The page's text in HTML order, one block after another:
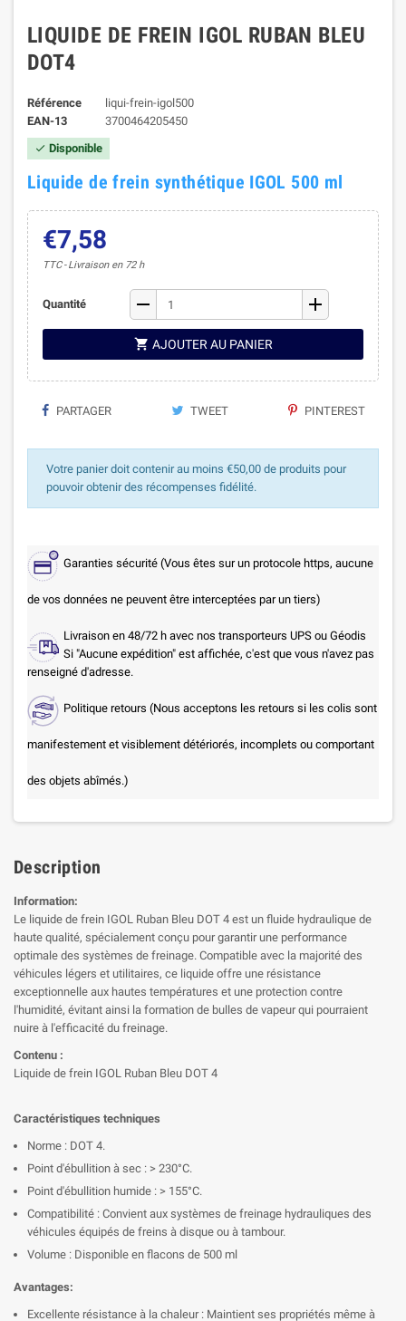
LIQUIDE DE FREIN IGOL RUBAN BLEU
DOT4
Référence
liqui-frein-igol500
EAN-13
3700464205450
 Disponible
Liquide de frein synthétique IGOL 500 ml
€7,58
TTC Livraison en 72 h
Quantité remove add
 AJOUTER AU PANIER
PARTAGER TWEET PINTEREST
Votre panier doit contenir au moins €50,00 de produits pour
pouvoir obtenir des récompenses fidélité.
Garanties sécurité (Vous êtes sur un protocole https, aucune
de vos données ne peuvent être interceptées par un tiers)
Livraison en 48/72 h avec nos transporteurs UPS ou Géodis
Si "Aucune expédition" est affichée, c'est que vous n'avez pas
renseigné d'adresse.
Politique retours (Nous acceptons les retours si les colis sont
manifestement et visiblement détériorés, incomplets ou comportant
des objets abîmés.)
Description
Information:
Le liquide de frein IGOL Ruban Bleu DOT 4 est un fluide hydraulique de
haute qualité, spécialement conçu pour garantir une performance
optimale des systèmes de freinage. Compatible avec la majorité des
véhicules légers et utilitaires, ce liquide offre une résistance
exceptionnelle aux hautes températures et une protection contre
l'humidité, évitant ainsi la formation de bulles de vapeur qui pourraient
nuire à l'efficacité du freinage.
Contenu :
Liquide de frein IGOL Ruban Bleu DOT 4
Caractéristiques techniques
Norme : DOT 4.
Point d'ébullition à sec : > 230°C.
Point d'ébullition humide : > 155°C.
Compatibilité : Convient aux systèmes de freinage hydrauliques des
véhicules équipés de freins à disque ou à tambour.
Volume : Disponible en flacons de 500 ml
Avantages:
Excellente résistance à la chaleur : Maintient ses propriétés même à